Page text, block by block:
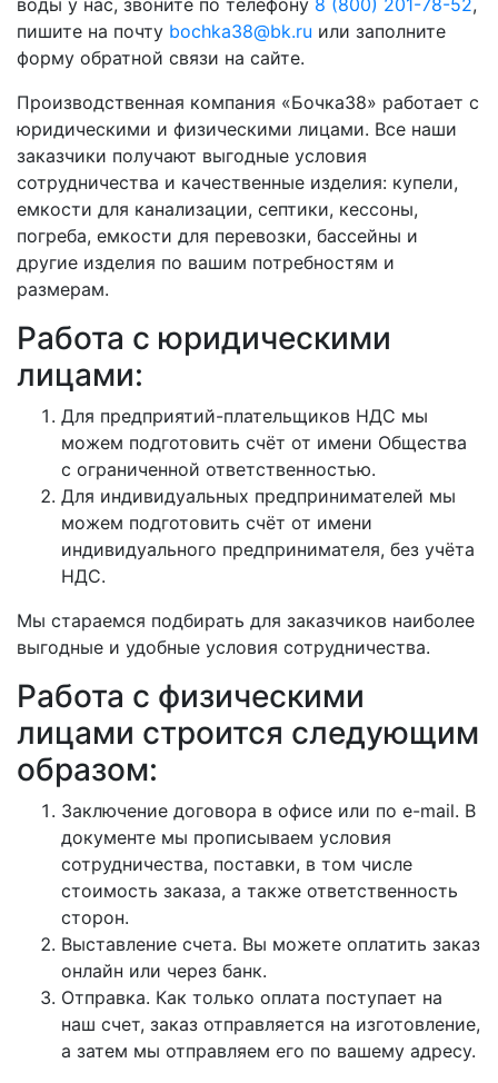
воды у нас, звоните по телефону 8 (800) 201-78-52,
пишите на почту bochka38@bk.ru или заполните
форму обратной связи на сайте.
Производственная компания «Бочка38» работает с
юридическими и физическими лицами. Все наши
заказчики получают выгодные условия
сотрудничества и качественные изделия: купели,
емкости для канализации, септики, кессоны,
погреба, емкости для перевозки, бассейны и
другие изделия по вашим потребностям и
размерам.
Работа с юридическими
лицами:
Для предприятий-плательщиков НДС мы
можем подготовить счёт от имени Общества
с ограниченной ответственностью.
Для индивидуальных предпринимателей мы
можем подготовить счёт от имени
индивидуального предпринимателя, без учёта
НДС.
Мы стараемся подбирать для заказчиков наиболее
выгодные и удобные условия сотрудничества.
Работа с физическими
лицами строится следующим
образом:
Заключение договора в офисе или по e-mail. В
документе мы прописываем условия
сотрудничества, поставки, в том числе
стоимость заказа, а также ответственность
сторон.
Выставление счета. Вы можете оплатить заказ
онлайн или через банк.
Отправка. Как только оплата поступает на
наш счет, заказ отправляется на изготовление,
а затем мы отправляем его по вашему адресу.